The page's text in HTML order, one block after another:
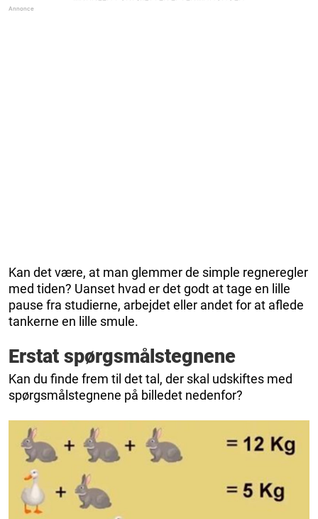
Kan det være, at man glemmer de simple regneregler
med tiden? Uanset hvad er det godt at tage en lille
pause fra studierne, arbejdet eller andet for at aflede
tankerne en lille smule.
Erstat spørgsmålstegnene
Kan du finde frem til det tal, der skal udskiftes med
spørgsmålstegnene på billedet nedenfor?